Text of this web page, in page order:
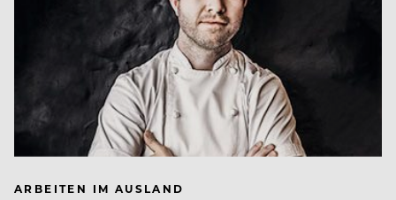
ARBEITEN IM AUSLAND